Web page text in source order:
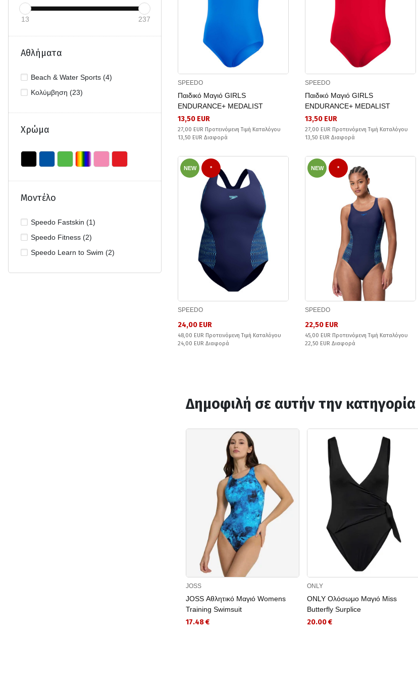
36 (4)
L (1)
13 237
Αθλήματα
Beach & Water Sports (4)
Κολύμβηση (23)
Χρώμα
Μοντέλο
Speedo Fastskin (1)
Speedo Fitness (2)
Speedo Learn to Swim (2)
SPEEDO
Παιδικό Μαγιό GIRLS
ENDURANCE+ MEDALIST
13,50 EUR
27,00 EUR Προτεινόμενη Τιμή Καταλόγου
13,50 EUR Διαφορά
SPEEDO
Παιδικό Μαγιό GIRLS
ENDURANCE+ MEDALIST
13,50 EUR
27,00 EUR Προτεινόμενη Τιμή Καταλόγου
13,50 EUR Διαφορά
NEW *
SPEEDO
24,00 EUR
48,00 EUR Προτεινόμενη Τιμή Καταλόγου
24,00 EUR Διαφορά
NEW *
SPEEDO
22,50 EUR
45,00 EUR Προτεινόμενη Τιμή Καταλόγου
22,50 EUR Διαφορά
Δημοφιλή σε αυτήν την κατηγορία
JOSS
JOSS Αθλητικό Μαγιό Womens
Training Swimsuit
17.48 €
ONLY
ONLY Ολόσωμο Μαγιό Miss
Butterfly Surplice
20.00 €